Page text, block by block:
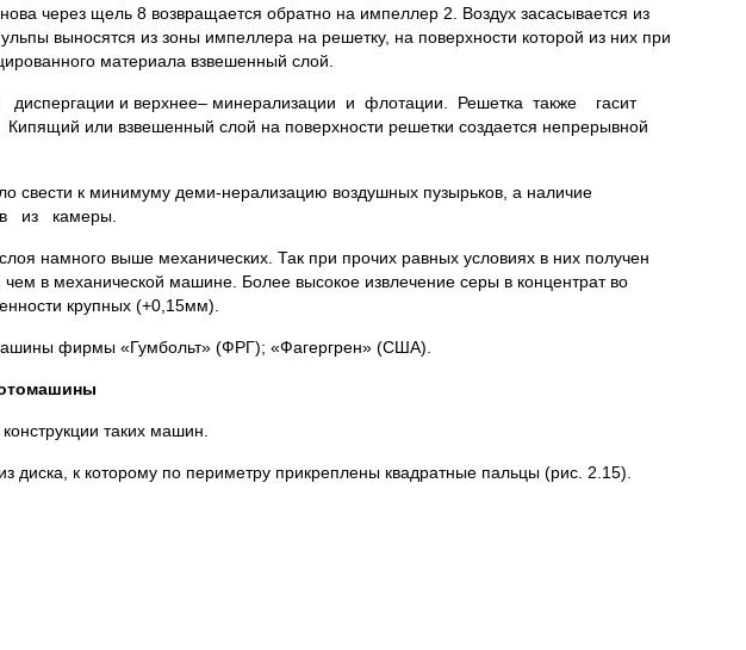
через щель 8 возвращается обратно на импеллер 2. Воздух засасывается из
выносятся из зоны импеллера на решетку, на поверхности которой из них при
материала взвешенный слой.
и верхнее– минерализации и флотации. Решетка также гасит
или взвешенный слой на поверхности решетки создается непрерывной
к минимуму деми-нерализацию воздушных пузырьков, а наличие
из камеры.
намного выше механических. Так при прочих равных условиях в них получен
в механической машине. Более высокое извлечение серы в концентрат во
крупных (+0,15мм).
фирмы «Гумбольт» (ФРГ); «Фагергрен» (США).
таких машин.
диска, к которому по периметру прикреплены квадратные пальцы (рис. 2.15).